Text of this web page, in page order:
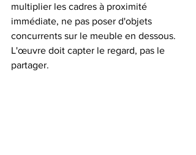
multiplier les cadres à proximité
immédiate, ne pas poser d'objets
concurrents sur le meuble en dessous.
L'œuvre doit capter le regard, pas le
partager.